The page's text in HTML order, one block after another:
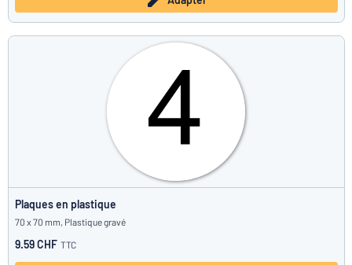
Plaques en plastique
70 x 70 mm, Plastique gravé
9.59 CHF TTC